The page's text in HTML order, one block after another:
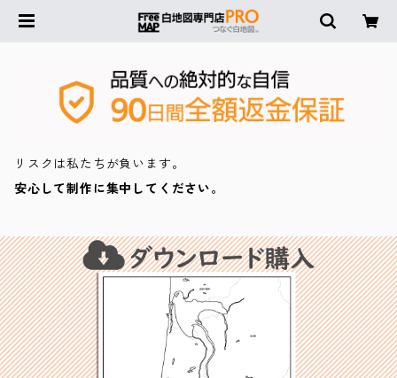
リスクは私たちが負います。
安心して制作に集中してください。